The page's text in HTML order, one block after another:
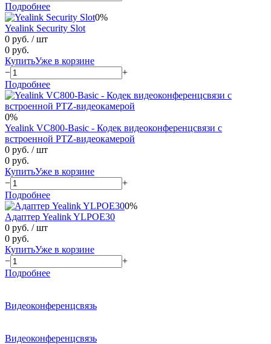
Подробнее
0%
Yealink Security Slot
0 руб. / шт
0 руб.
КупитьУже в корзине
−
+
Подробнее
0%
Yealink VC800-Basic - Кодек видеоконференцсвязи с
встроенной PTZ-видеокамерой
0 руб. / шт
0 руб.
КупитьУже в корзине
−
+
Подробнее
0%
Адаптер Yealink YLPOE30
0 руб. / шт
0 руб.
КупитьУже в корзине
−
+
Подробнее
Видеоконференцсвязь
Видеоконференцсвязь